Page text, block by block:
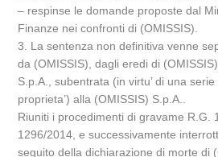
– respinse le domande proposte dal
Finanze nei confronti di (OMISSIS).
3. La sentenza non definitiva venne
da (OMISSIS), dagli eredi di
S.p.A., subentrata (in virtu’ di una
proprieta’) alla (OMISSIS) S.p.A..
Riuniti i procedimenti di gravame R.G.
1296/2014, e successivamente
seguito della dichiarazione di morte di